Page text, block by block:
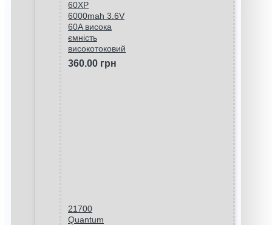
60XP
6000mah 3.6V
60A висока
ємність
високотоковий
360.00 грн
21700
Quantum